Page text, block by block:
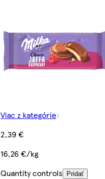
Viac z kategórie
2,39 €
16,26 €/kg
Quantity controls
Pridať